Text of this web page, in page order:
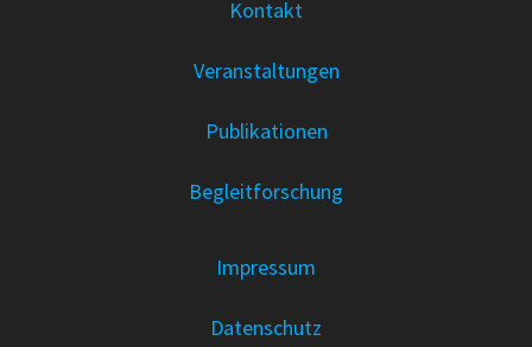
Kontakt
Veranstaltungen
Publikationen
Begleitforschung
Impressum
Datenschutz